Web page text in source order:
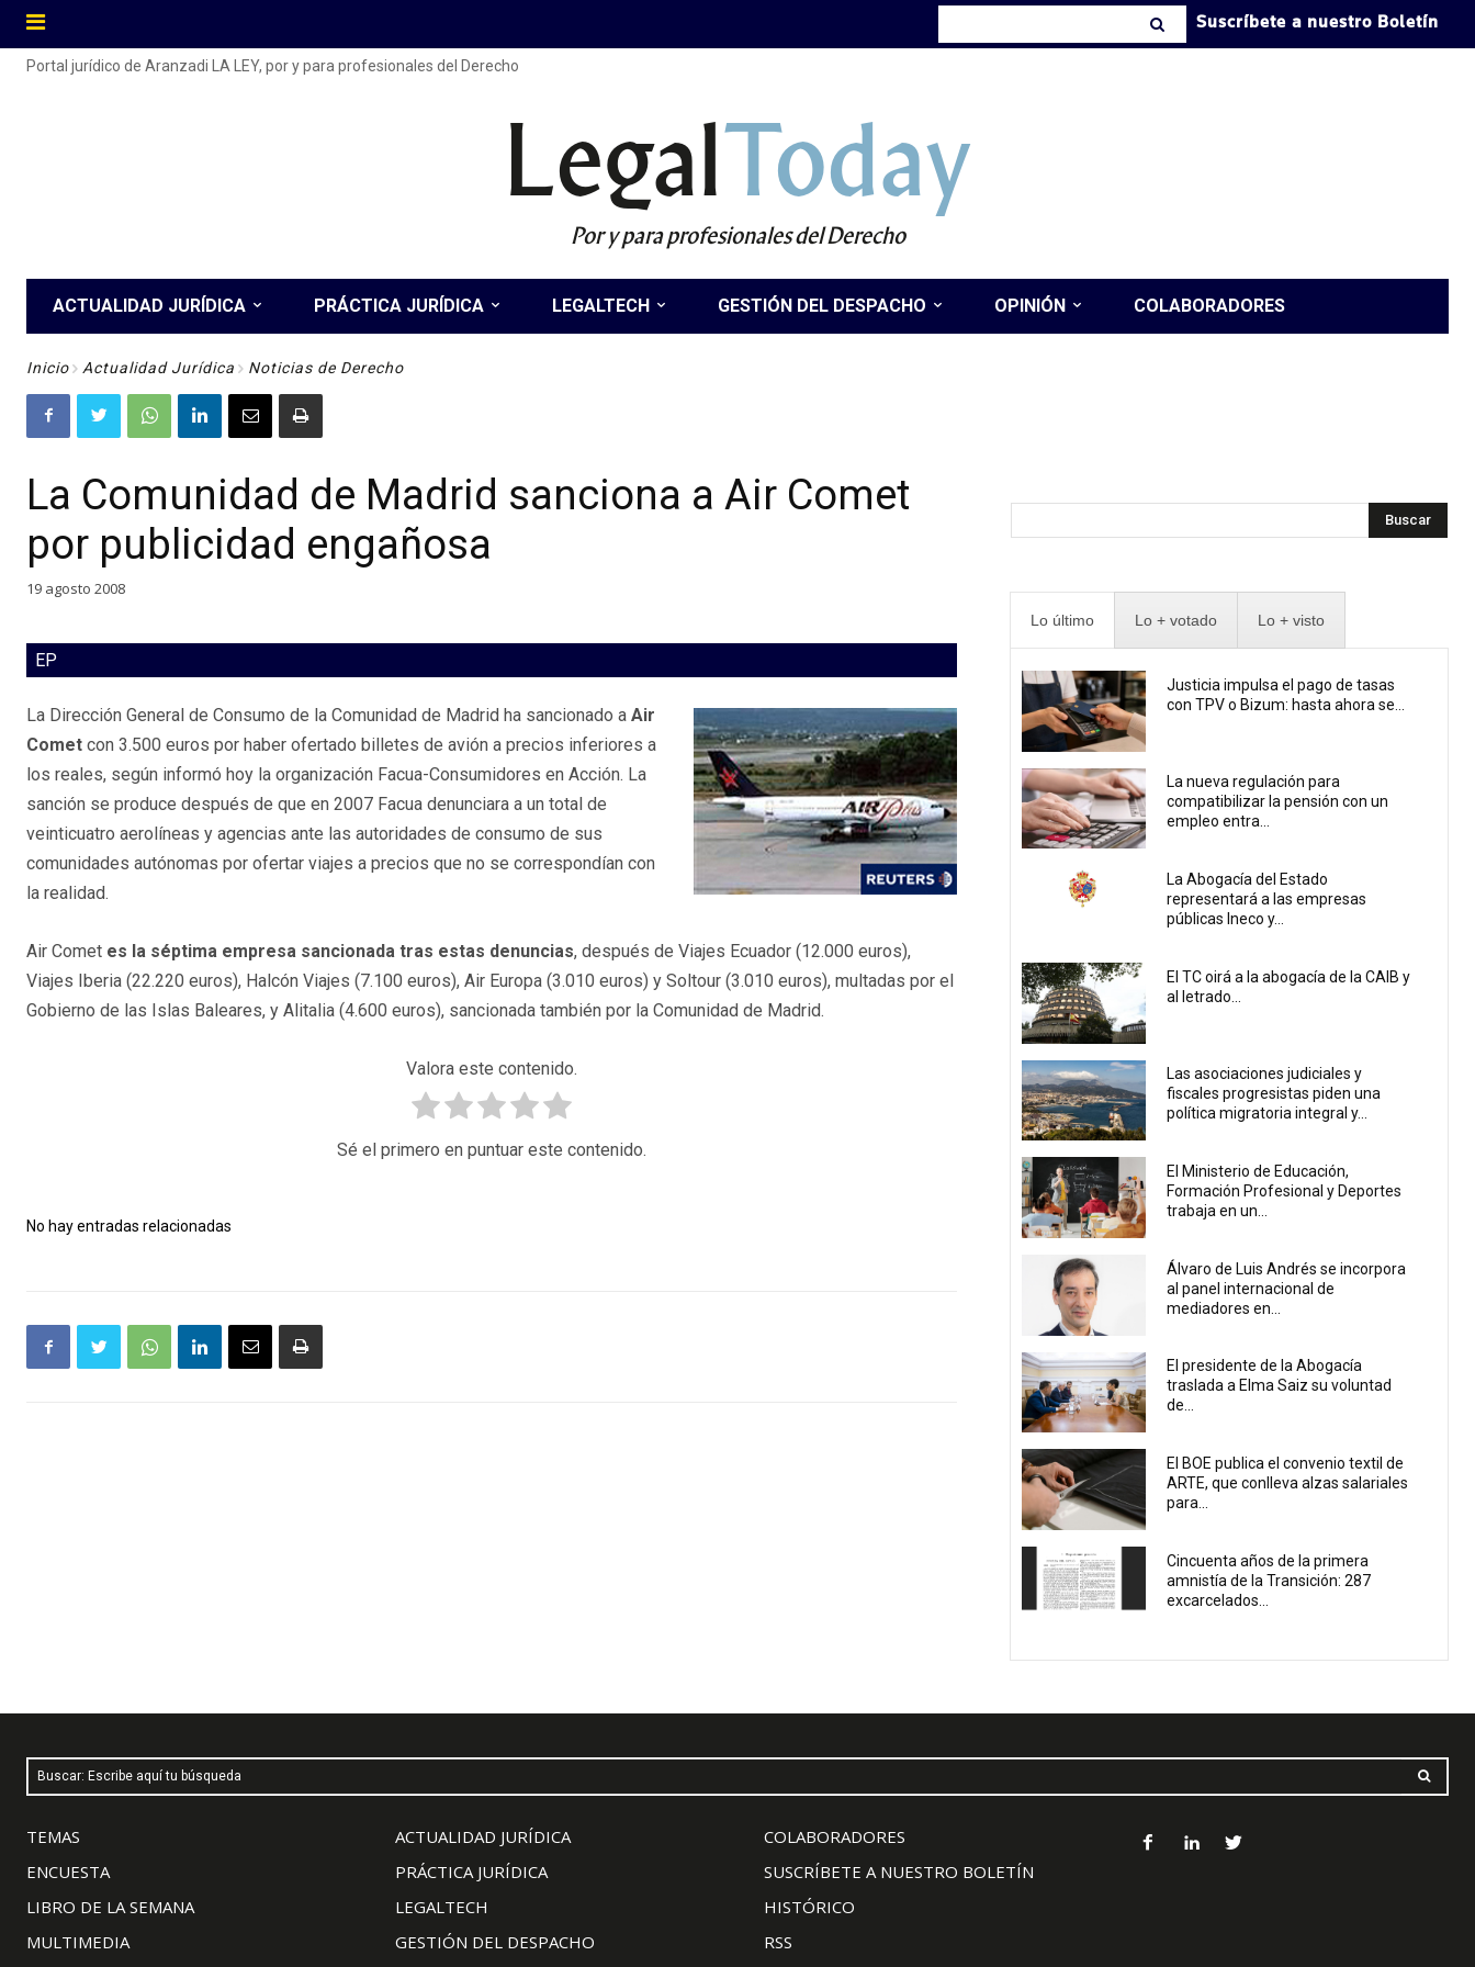
Suscríbete a nuestro Boletín
Portal jurídico de Aranzadi LA LEY, por y para profesionales del Derecho
LegalToday
Por y para profesionales del Derecho
ACTUALIDAD JURÍDICA PRÁCTICA JURÍDICA LEGALTECH GESTIÓN DEL DESPACHO OPINIÓN COLABORADORES
Inicio Actualidad Jurídica Noticias de Derecho
La Comunidad de Madrid sanciona a Air Comet
por publicidad engañosa
19 agosto 2008
EP
La Dirección General de Consumo de la Comunidad de Madrid ha sancionado a Air
Comet con 3.500 euros por haber ofertado billetes de avión a precios inferiores a
los reales, según informó hoy la organización Facua-Consumidores en Acción. La
sanción se produce después de que en 2007 Facua denunciara a un total de
veinticuatro aerolíneas y agencias ante las autoridades de consumo de sus
comunidades autónomas por ofertar viajes a precios que no se correspondían con
la realidad.
Air Comet es la séptima empresa sancionada tras estas denuncias, después de Viajes Ecuador (12.000 euros),
Viajes Iberia (22.220 euros), Halcón Viajes (7.100 euros), Air Europa (3.010 euros) y Soltour (3.010 euros), multadas por el
Gobierno de las Islas Baleares, y Alitalia (4.600 euros), sancionada también por la Comunidad de Madrid.
Valora este contenido.
Sé el primero en puntuar este contenido.
No hay entradas relacionadas
Buscar
Lo último Lo + votado Lo + visto
Justicia impulsa el pago de tasas
con TPV o Bizum: hasta ahora se...
La nueva regulación para
compatibilizar la pensión con un
empleo entra...
La Abogacía del Estado
representará a las empresas
públicas Ineco y...
El TC oirá a la abogacía de la CAIB y
al letrado...
Las asociaciones judiciales y
fiscales progresistas piden una
política migratoria integral y...
El Ministerio de Educación,
Formación Profesional y Deportes
trabaja en un...
Álvaro de Luis Andrés se incorpora
al panel internacional de
mediadores en...
El presidente de la Abogacía
traslada a Elma Saiz su voluntad
de...
El BOE publica el convenio textil de
ARTE, que conlleva alzas salariales
para...
Cincuenta años de la primera
amnistía de la Transición: 287
excarcelados...
Buscar: Escribe aquí tu búsqueda
TEMAS
ENCUESTA
LIBRO DE LA SEMANA
MULTIMEDIA
ACTUALIDAD JURÍDICA
PRÁCTICA JURÍDICA
LEGALTECH
GESTIÓN DEL DESPACHO
COLABORADORES
SUSCRÍBETE A NUESTRO BOLETÍN
HISTÓRICO
RSS